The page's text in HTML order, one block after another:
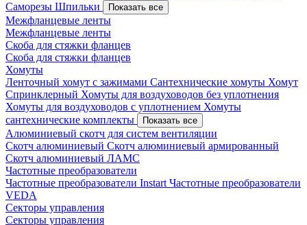
Саморезы Шпильки Показать все
Межфланцевые ленты
Межфланцевые ленты
Скоба для стяжки фланцев
Скоба для стяжки фланцев
Хомуты
Ленточный хомут с зажимами Сантехнические хомуты Хомут
Спринклерный Хомуты для воздуховодов без уплотнения
Хомуты для воздуховодов с уплотнением Хомуты
сантехнические комплекты
Показать все
Алюминиевый скотч для систем вентиляции
Скотч алюминиевый Скотч алюминиевый армированный
Скотч алюминиевый ЛАМС
Частотные преобразователи
Частотные преобразователи Instart Частотные преобразователи
VEDA
Секторы управления
Секторы управления